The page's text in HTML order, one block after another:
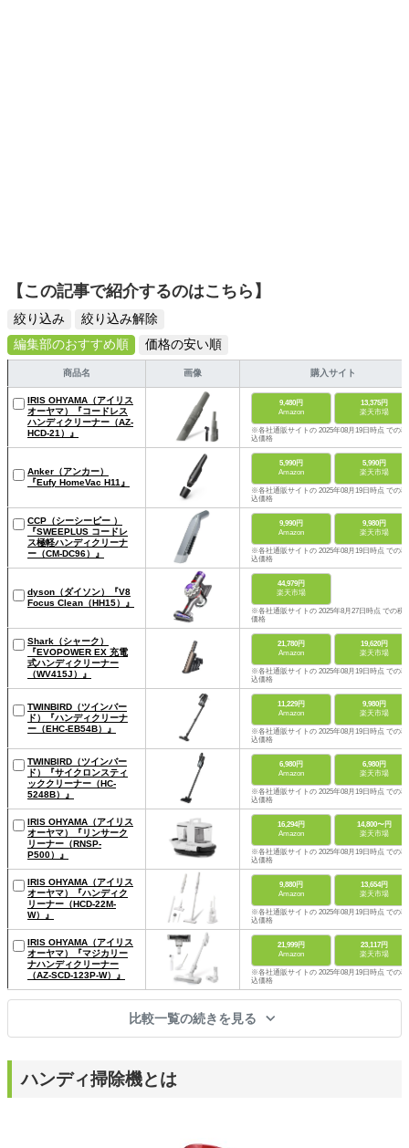
【この記事で紹介するのはこちら】
絞り込み
絞り込み解除
編集部のおすすめ順
価格の安い順
商品名 画像 購入サイト
IRIS OHYAMA（アイリス
オーヤマ）『コードレス
ハンディクリーナー（AZ-
HCD-21）』
9,480円
Amazon
13,375円
楽天市場
※各社通販サイトの 2025年08月19日時点 での税
込価格
Anker（アンカー）
『Eufy HomeVac H11』
5,990円
Amazon
5,990円
楽天市場
※各社通販サイトの 2025年08月19日時点 での税
込価格
CCP（シーシーピー ）
『SWEEPLUS コードレ
ス極軽ハンディクリーナ
ー（CM-DC96）』
9,990円
Amazon
9,980円
楽天市場
※各社通販サイトの 2025年08月19日時点 での税
込価格
dyson（ダイソン）『V8
Focus Clean（HH15）』
44,979円
楽天市場
※各社通販サイトの 2025年8月27日時点 での税
価格
Shark（シャーク）
『EVOPOWER EX 充電
式ハンディクリーナー
（WV415J）』
21,780円
Amazon
19,620円
楽天市場
※各社通販サイトの 2025年08月19日時点 での税
込価格
TWINBIRD（ツインバー
ド）『ハンディクリーナ
ー（EHC-EB54B）』
11,229円
Amazon
9,980円
楽天市場
※各社通販サイトの 2025年08月19日時点 での税
込価格
TWINBIRD（ツインバー
ド）『サイクロンスティ
ッククリーナー（HC-
5248B）』
6,980円
Amazon
6,980円
楽天市場
※各社通販サイトの 2025年08月19日時点 での税
込価格
IRIS OHYAMA（アイリス
オーヤマ）『リンサーク
リーナー（RNSP-
P500）』
16,294円
Amazon
14,800〜円
楽天市場
※各社通販サイトの 2025年08月19日時点 での税
込価格
IRIS OHYAMA（アイリス
オーヤマ）『ハンディク
リーナー（HCD-22M-
W）』
9,880円
Amazon
13,654円
楽天市場
※各社通販サイトの 2025年08月19日時点 での税
込価格
IRIS OHYAMA（アイリス
オーヤマ）『マジカリー
ナハンディクリーナー
（AZ-SCD-123P-W）』
21,999円
Amazon
23,117円
楽天市場
※各社通販サイトの 2025年08月19日時点 での税
込価格
比較一覧の続きを見る
ハンディ掃除機とは